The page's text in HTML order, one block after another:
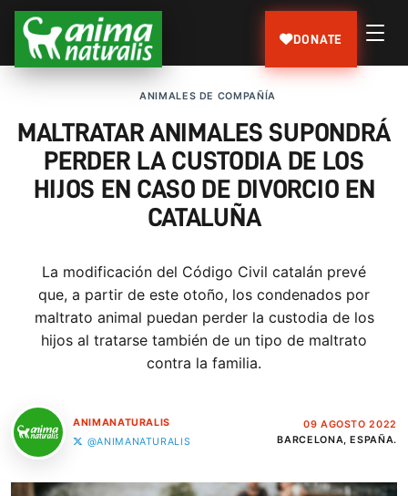
DONATE
ANIMALES DE COMPAÑÍA
MALTRATAR ANIMALES SUPONDRÁ
PERDER LA CUSTODIA DE LOS
HIJOS EN CASO DE DIVORCIO EN
CATALUÑA
La modificación del Código Civil catalán prevé
que, a partir de este otoño, los condenados por
maltrato animal puedan perder la custodia de los
hijos al tratarse también de un tipo de maltrato
contra la familia.
ANIMANATURALIS
@ANIMANATURALIS
09 AGOSTO 2022
BARCELONA, ESPAÑA.